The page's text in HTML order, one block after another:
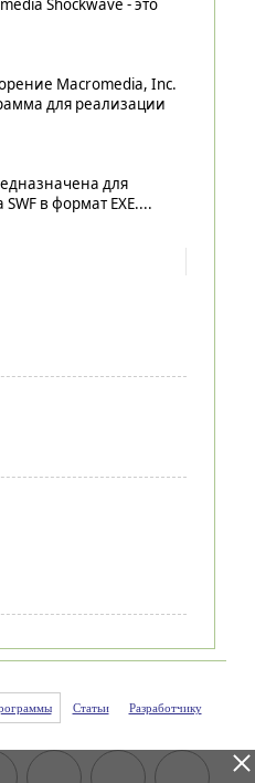
Shockwave - это
Macromedia, Inc.
для реализации
для
в формат EXE....
Статьи Разработчику